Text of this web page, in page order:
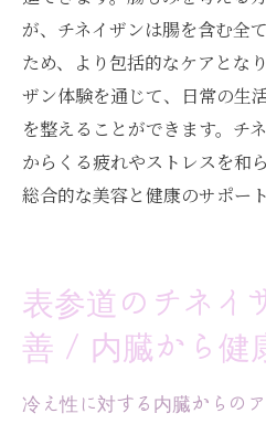
が、チネイザンは腸を含む全
ため、より包括的なケアとな
ザン体験を通じて、日常の生
を整えることができます。チ
からくる疲れやストレスを和
総合的な美容と健康のサポー
表参道のチネイ
善 / 内臓から健
冷え性に対する内臓からの